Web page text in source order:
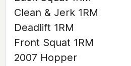
Clean & Jerk 1RM
Deadlift 1RM
Front Squat 1RM
2007 Hopper